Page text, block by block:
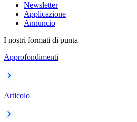
Newsletter
Applicazione
Annuncio
I nostri formati di punta
Approfondimenti
Articolo